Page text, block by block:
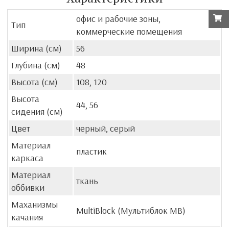
Тип
офис и рабочие зоны,
коммерческие помещения
Ширина (см)
56
Глубина (см)
48
Высота (см)
108, 120
Высота
сидения (см)
44, 56
Цвет
черный, серый
Материал
каркаса
пластик
Материал
оббивки
ткань
Маханизмы
качания
MultiBlock (Мультиблок MB)